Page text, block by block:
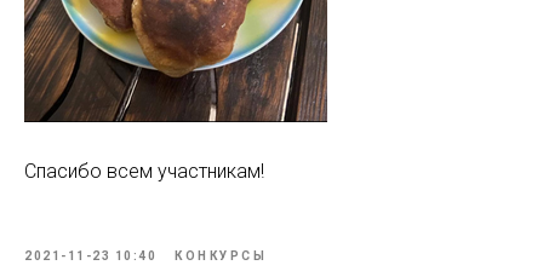
Спасибо всем участникам!
2021-11-23 10:40 КОНКУРСЫ